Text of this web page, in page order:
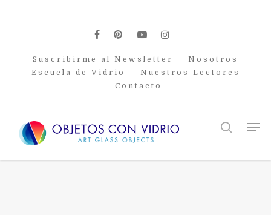
facebook
pinterest
youtubeinstagram
Suscribirme al Newsletter
Nosotros
Escuela de Vidrio
Nuestros Lectores
Contacto
search